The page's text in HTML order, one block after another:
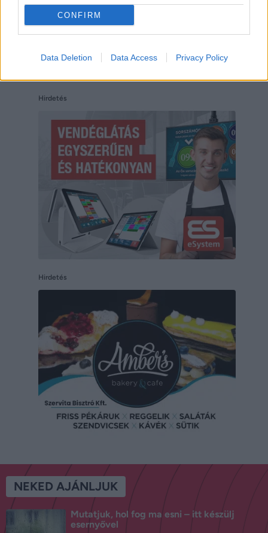
CONFIRM
Data Deletion Data Access Privacy Policy
Hirdetés
Hirdetés
NEKED AJÁNLJUK
Mutatjuk, hol fog ma esni – itt készülj
esernyővel